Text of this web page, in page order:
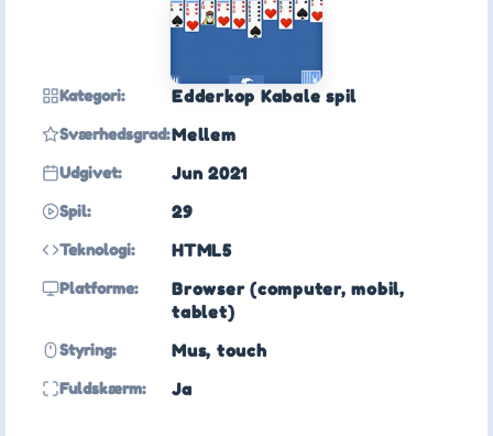
Kategori: Edderkop Kabale spil
Sværhedsgrad:Mellem
Udgivet: Jun 2021
Spil: 29
Teknologi: HTML5
Platforme:
Browser (computer, mobil,
tablet)
Styring: Mus, touch
Fuldskærm: Ja